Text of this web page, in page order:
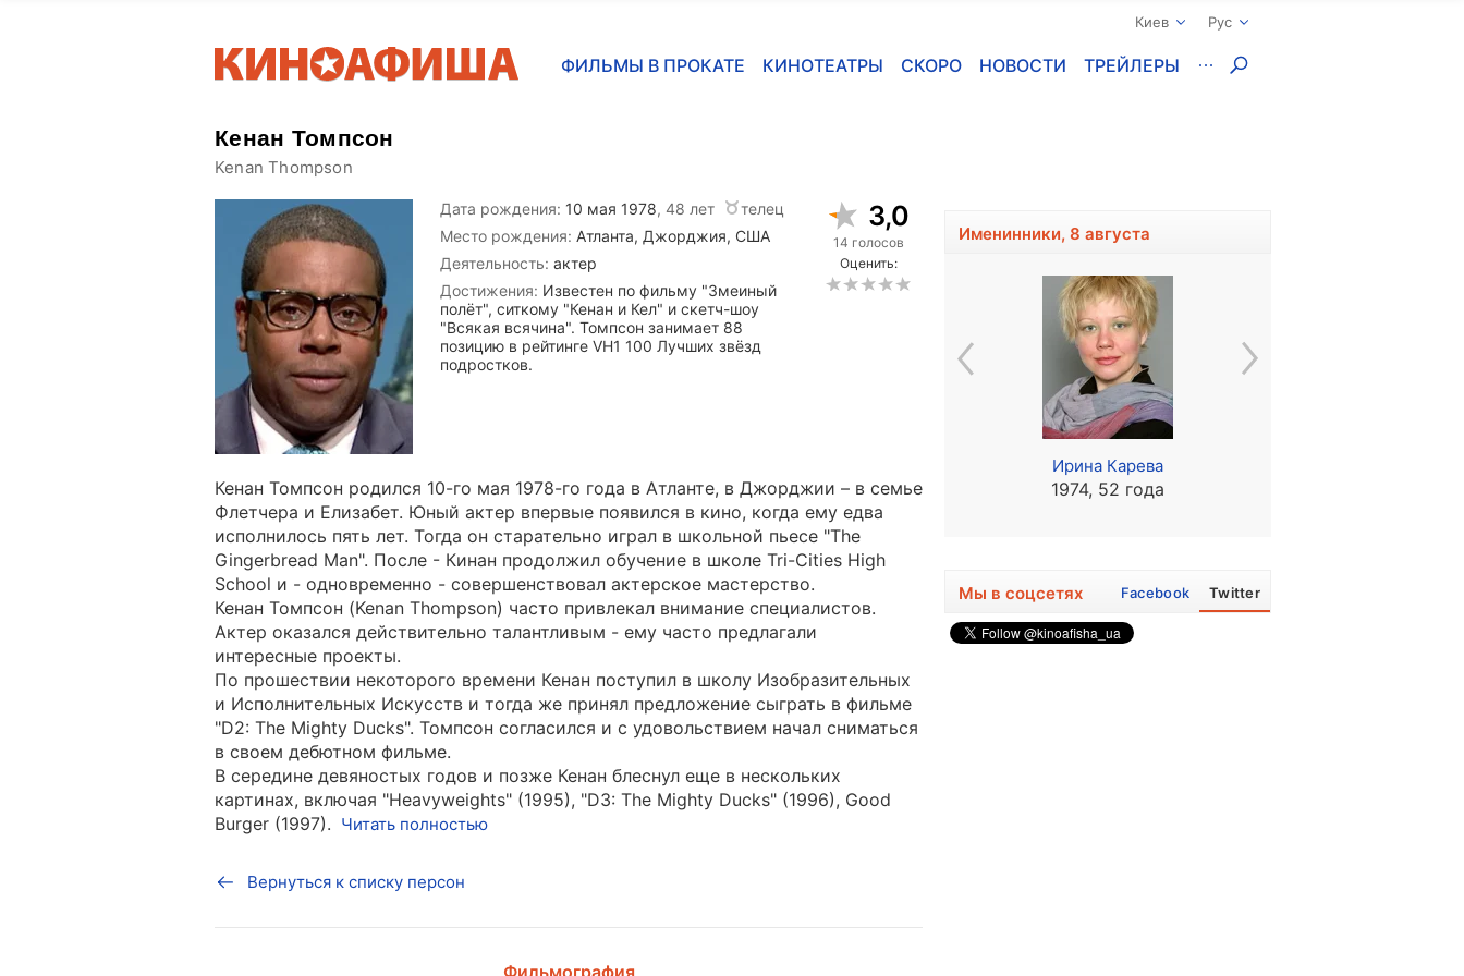
Киев Рус
ФИЛЬМЫ В ПРОКАТЕ КИНОТЕАТРЫ СКОРО НОВОСТИ ТРЕЙЛЕРЫ
Кенан Томпсон
Kenan Thompson
Дата рождения: 10 мая 1978, 48 лет
телец
Место рождения: Атланта, Джорджия, США
Деятельность: актер
Достижения: Известен по фильму "Змеиный
полёт", ситкому "Кенан и Кел" и скетч-шоу
"Всякая всячина". Томпсон занимает 88
позицию в рейтинге VH1 100 Лучших звёзд
подростков.
3,0
14 голосов
Оценить:
Кенан Томпсон родился 10-го мая 1978-го года в Атланте, в Джорджии – в семье
Флетчера и Елизабет. Юный актер впервые появился в кино, когда ему едва
исполнилось пять лет. Тогда он старательно играл в школьной пьесе "The
Gingerbread Man". После - Кинан продолжил обучение в школе Tri-Cities High
School и - одновременно - совершенствовал актерское мастерство.
Кенан Томпсон (Kenan Thompson) часто привлекал внимание специалистов.
Актер оказался действительно талантливым - ему часто предлагали
интересные проекты.
По прошествии некоторого времени Кенан поступил в школу Изобразительных
и Исполнительных Искусств и тогда же принял предложение сыграть в фильме
"D2: The Mighty Ducks". Томпсон согласился и с удовольствием начал сниматься
в своем дебютном фильме.
В середине девяностых годов и позже Кенан блеснул еще в нескольких
картинах, включая "Heavyweights" (1995), "D3: The Mighty Ducks" (1996), Good
Burger (1997). Читать полностью
Вернуться к списку персон
Фильмография
Именинники, 8 августа
1986, 40 лет
Ирина Карева
1974, 52 года
Мы в соцсетях Facebook Twitter